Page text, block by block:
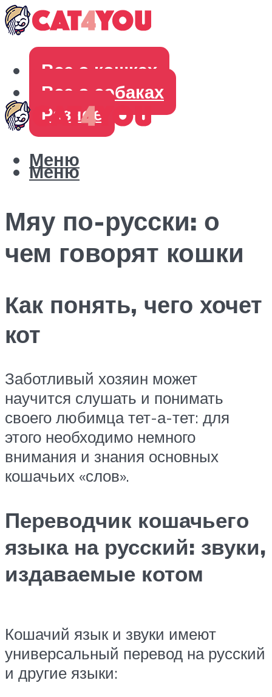
Все о кошках
Все о собаках
Разное
Меню
Меню
Мяу по-русски: о
чем говорят кошки
Как понять, чего хочет
кот
Заботливый хозяин может
научится слушать и понимать
своего любимца тет-а-тет: для
этого необходимо немного
внимания и знания основных
кошачьих «слов».
Переводчик кошачьего
языка на русский: звуки,
издаваемые котом
Кошачий язык и звуки имеют
универсальный перевод на русский
и другие языки: